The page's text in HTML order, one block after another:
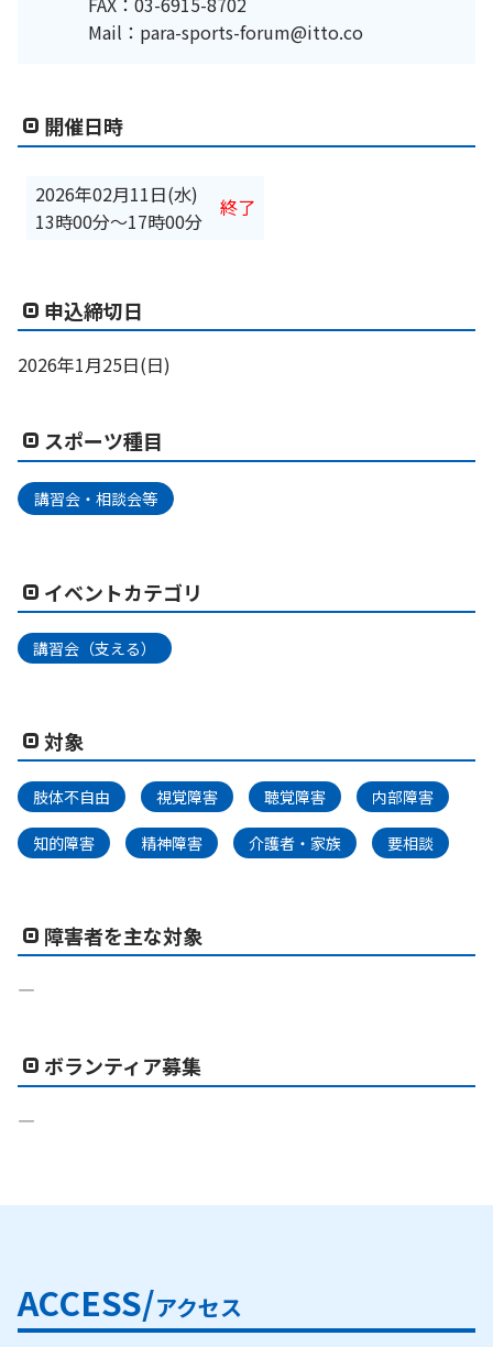
Mail：para-sports-forum@itto.co
開催日時
2026年02月11日(水)
13時00分〜17時00分
終了
申込締切日
2026年1月25日(日)
スポーツ種目
講習会・相談会等
イベントカテゴリ
講習会（支える）
対象
肢体不自由 視覚障害 聴覚障害 内部障害
知的障害 精神障害 介護者・家族 要相談
障害者を主な対象
―
ボランティア募集
―
ACCESS/アクセス